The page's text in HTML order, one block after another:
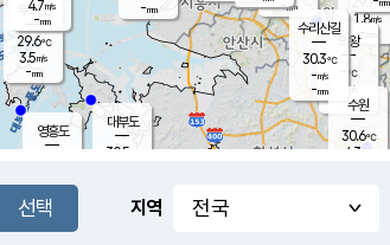
풍도
무의도
29.6℃
3.5m/s
-mm
영흥도
℃
1.8m/s
- mm
대부도
30.5
의왕
- ℃
m/s
mm
-mm
수리산길
30.3℃
-m/s
-mm
4.7m/s
-mm
수원
30.6℃
4.3 m/s
-mm
지역